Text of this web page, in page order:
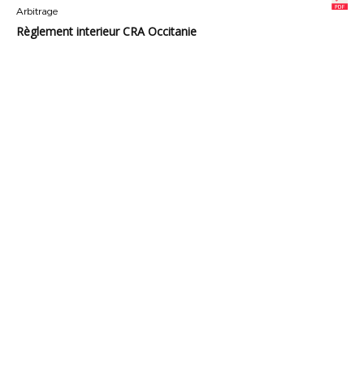
Arbitrage
Règlement interieur CRA Occitanie